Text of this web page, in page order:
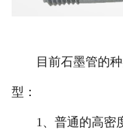
目前石墨管的种
型：
1、普通的高密度